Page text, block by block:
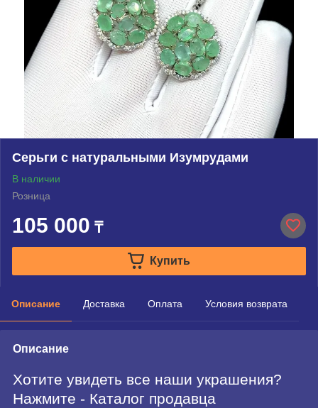
Серьги с натуральными Изумрудами
В наличии
Розница
105 000 ₸
Купить
Описание Доставка Оплата Условия возврата
Описание
Хотите увидеть все наши украшения?
Нажмите - Каталог продавца